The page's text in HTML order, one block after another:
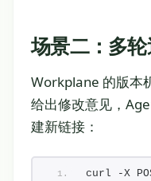
场景二：多
Workplane 的版本
给出修改意见，
建新链接：
curl -X